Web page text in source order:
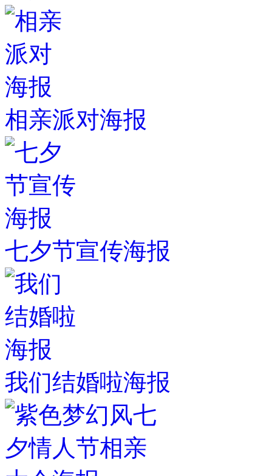
相亲派对海报
七夕节宣传海报
我们结婚啦海报